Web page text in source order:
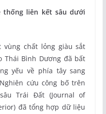
thống liên kết sâu dưới
vùng chất lỏng giàu sắt
Thái Bình Dương đã bất
yếu về phía tây sang
cứu công bố trên
Trái Đất (Journal of
đã tổng hợp dữ liệu